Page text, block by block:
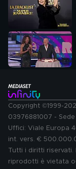
Copyright ©1999-
03976881007 -
Uffici: Viale Europa
int. vers. €
Tutti i diritti
riprodotti è vietata